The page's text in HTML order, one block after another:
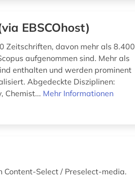
EBSCOhost)
Zeitschriften, davon mehr als 8.400
aufgenommen sind. Mehr als
enthalten und werden prominent
Abgedeckte Disziplinen:
Chemist... Mehr Informationen
Content-Select / Preselect-media.